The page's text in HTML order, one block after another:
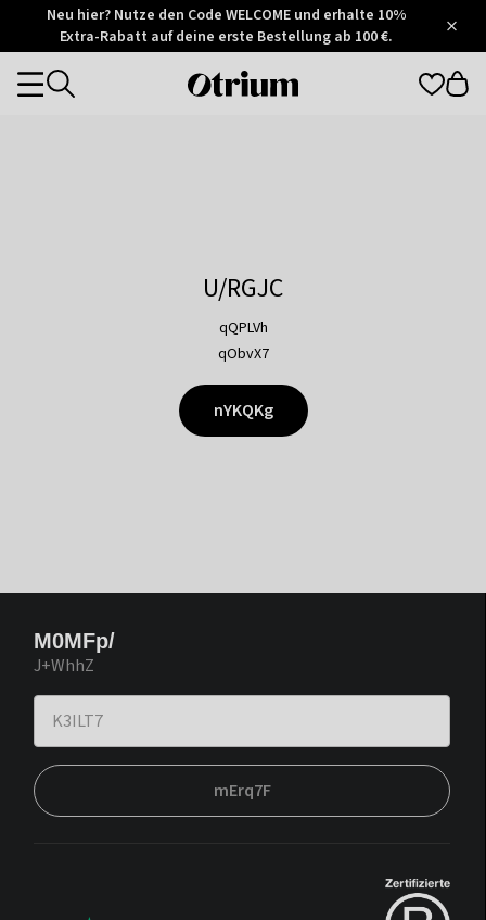
Otrium
Trustpilot
Neu hier? Nutze den Code WELCOME und erhalte 10%
Extra-Rabatt auf deine erste Bestellung ab 100 €.
Otrium
Categories
U/RGJC
qQPLVh
qObvX7
nYKQKg
M0MFp/
J+WhhZ
mErq7F